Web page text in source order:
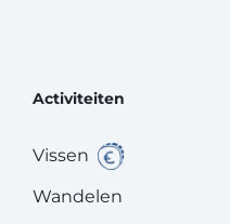
Activiteiten
Vissen
Wandelen